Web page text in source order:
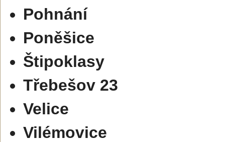
Pohnání
Poněšice
Štipoklasy
Třebešov 23
Velice
Vilémovice